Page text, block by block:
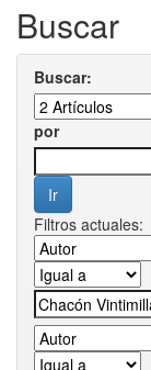
Buscar
Buscar:
por
Filtros actuales: